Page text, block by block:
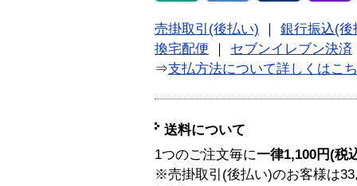
売掛取引(後払い)
銀行振込(後
換宅配便
セブンイレブン決済
⇒支払方法について詳しくはこ
送料について
1つのご注文毎に一律1,100円(税
※売掛取引(後払い)のお客様は